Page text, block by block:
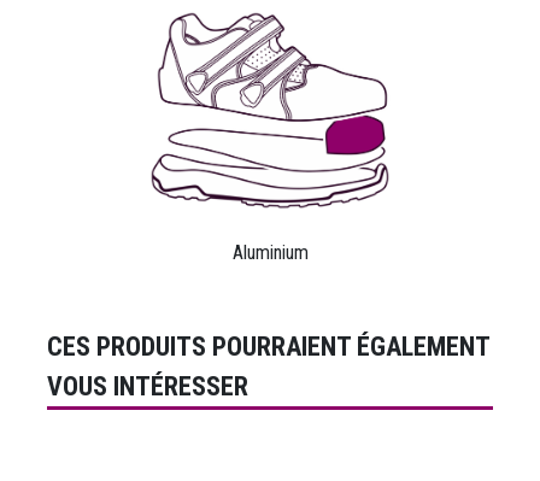
Aluminium
CES PRODUITS POURRAIENT ÉGALEMENT
VOUS INTÉRESSER